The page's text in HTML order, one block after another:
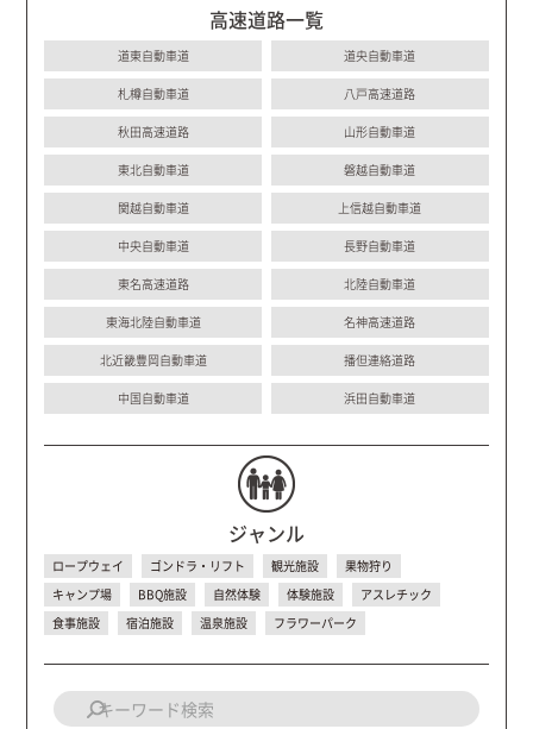
高速道路一覧
道東自動車道 道央自動車道
札樽自動車道 八戸高速道路
秋田高速道路 山形自動車道
東北自動車道 磐越自動車道
関越自動車道 上信越自動車道
中央自動車道 長野自動車道
東名高速道路 北陸自動車道
東海北陸自動車道 名神高速道路
北近畿豊岡自動車道 播但連絡道路
中国自動車道 浜田自動車道
ジャンル
ロープウェイ ゴンドラ・リフト 観光施設
果物狩り
キャンプ場
BBQ施設 自然体験 体験施設
アスレチック
食事施設
宿泊施設 温泉施設 フラワーパーク